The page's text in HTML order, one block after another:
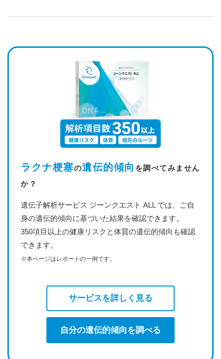
ラクナ梗塞の遺伝的傾向 を調べてみません
か？
遺伝子解析サービス ジーンクエスト ALL では、ご自
身の遺伝的傾向に基づいた結果を確認できます。
350項目以上の健康リスクと体質の遺伝的傾向も確認
できます。
※本ページはレポートの一例です。
サービスを詳しく見る
自分の遺伝的傾向を調べる